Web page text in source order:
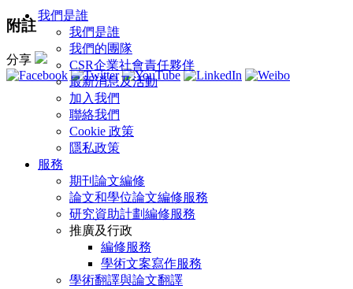
附註
分享
我們是誰
我們是誰
我們的團隊
CSR企業社會責任夥伴
最新消息及活動
加入我們
聯絡我們
Cookie 政策
隱私政策
服務
期刊論文編修
論文和學位論文編修服務
研究資助計劃編修服務
推廣及行政
編修服務
學術文案寫作服務
學術翻譯與論文翻譯